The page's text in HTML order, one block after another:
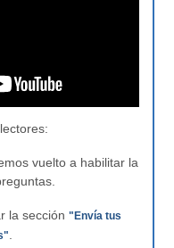
vuelto a habilitar la
la sección "Envía tus
.